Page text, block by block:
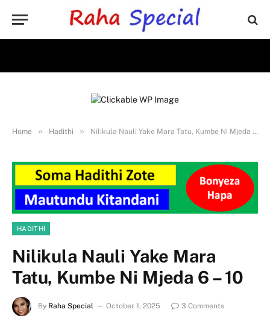
Home » Hadithi » Nilikula Nauli Yake Mara Tatu, Kumbe Ni Mjeda 6 – 10
HADITHI
Nilikula Nauli Yake Mara
Tatu, Kumbe Ni Mjeda 6 – 10
By Raha Special October 1, 2025
3 Comments